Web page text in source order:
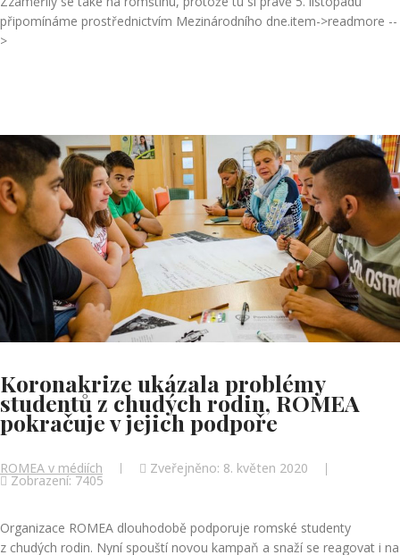
připomínáme prostřednictvím Mezinárodního dne.item->readmore --
>
Koronakrize ukázala problémy
studentů z chudých rodin, ROMEA
pokračuje v jejich podpoře
ROMEA v médiích Zveřejněno: 8. květen 2020
Zobrazení: 7405
Organizace ROMEA dlouhodobě podporuje romské studenty
z chudých rodin. Nyní spouští novou kampaň a snaží se reagovat i na